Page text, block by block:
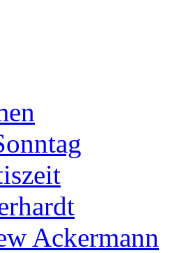
Ackermann